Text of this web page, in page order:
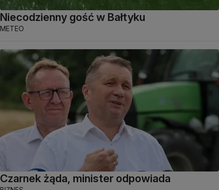
Niecodzienny gość w Bałtyku
METEO
Czarnek żąda, minister odpowiada